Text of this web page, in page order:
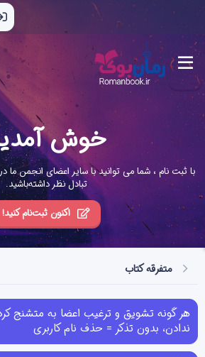
خوش
با ثبت نام ، شما می توانید با سایر اعضای انجمن
تبادل نظر داشته‌باشید.
اکنون ثبت‌نام کنید!
متفرقه کتاب
هر گونه تشویق و ترغیب اعضا به متشنج
ندادن، بدون تذکر = حذف نام کاربری